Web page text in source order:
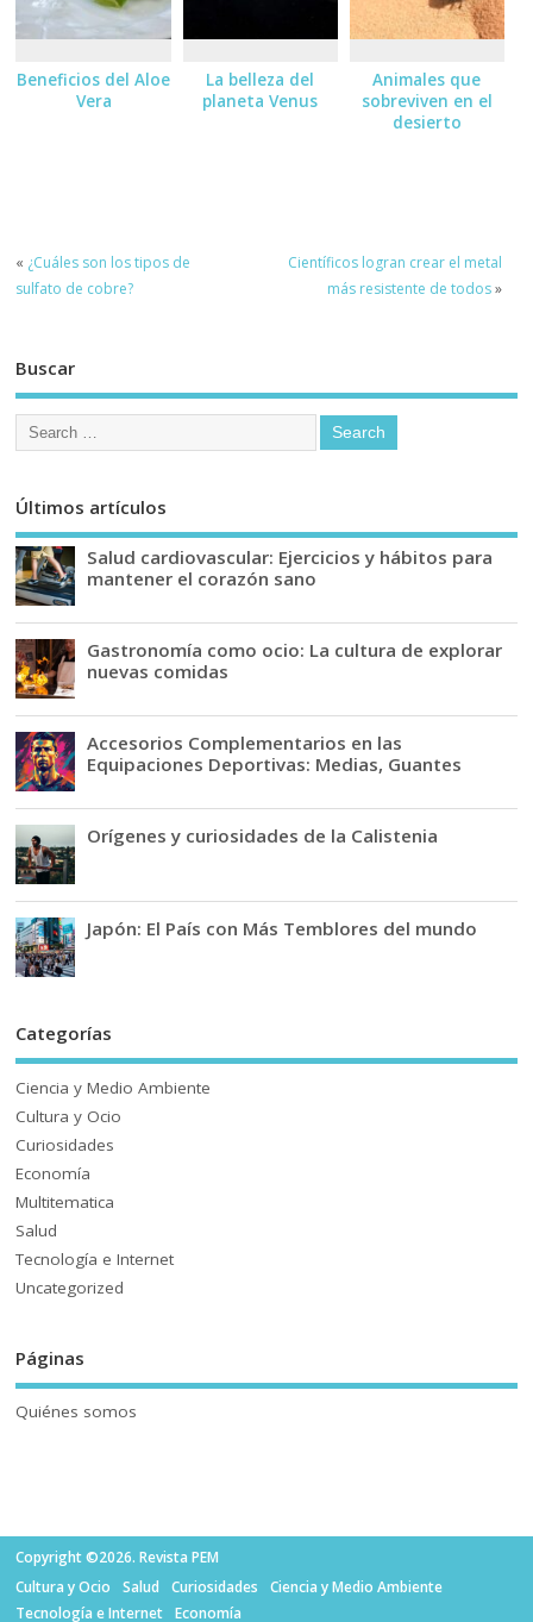
Beneficios del Aloe
Vera
La belleza del
planeta Venus
Animales que
sobreviven en el
desierto
« ¿Cuáles son los tipos de
sulfato de cobre?
Científicos logran crear el metal
más resistente de todos»
Buscar
Últimos artículos
Salud cardiovascular: Ejercicios y hábitos para
mantener el corazón sano
Gastronomía como ocio: La cultura de explorar
nuevas comidas
Accesorios Complementarios en las
Equipaciones Deportivas: Medias, Guantes
Orígenes y curiosidades de la Calistenia
Japón: El País con Más Temblores del mundo
Categorías
Ciencia y Medio Ambiente
Cultura y Ocio
Curiosidades
Economía
Multitematica
Salud
Tecnología e Internet
Uncategorized
Páginas
Quiénes somos
Copyright ©2026. Revista PEM
Cultura y Ocio
Salud Curiosidades
Ciencia y Medio Ambiente
Tecnología e Internet
Economía